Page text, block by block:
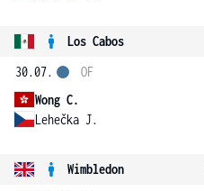
Los Cabos
30.07.
Wong C.
Lehečka J.
OF
Wimbledon